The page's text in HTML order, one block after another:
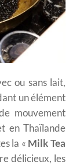
ou sans lait,
un élément
mouvement
en Thaïlande
la « Milk Tea
délicieux, les